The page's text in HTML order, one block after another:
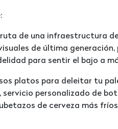
de una infraestructura
de última generación,
para sentir el bajo a
platos para deleitar tu
personalizado de
de cerveza más